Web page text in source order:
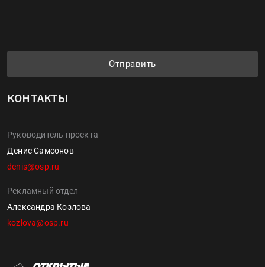
Отправить
КОНТАКТЫ
Руководитель проекта
Денис Самсонов
denis@osp.ru
Рекламный отдел
Александра Козлова
kozlova@osp.ru